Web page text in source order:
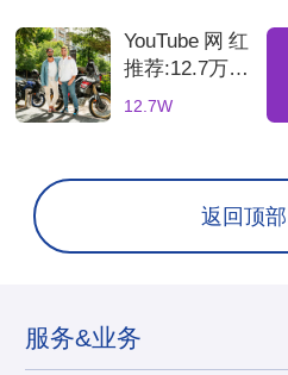
YouTube网红
推荐:12.7万粉
丝土耳其骑行
牌合
12.7W
返回顶部
服务&业务